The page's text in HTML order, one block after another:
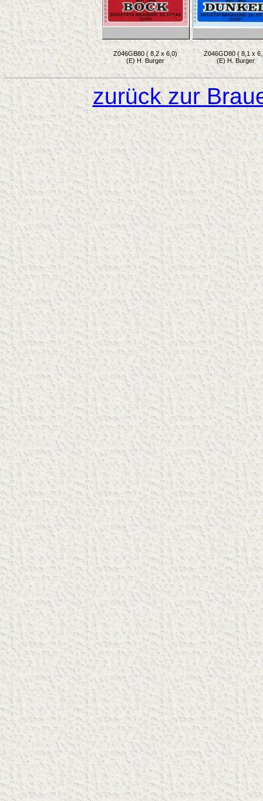
Z046GB80 ( 8,2 x 6,0)
(E) H. Burger
Z046GD80 ( 8,1 x
(E) H. Burger
zurück zur